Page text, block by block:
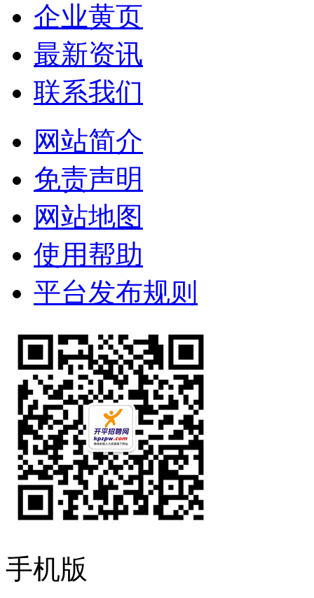
企业黄页
最新资讯
联系我们
网站简介
免责声明
网站地图
使用帮助
平台发布规则
手机版